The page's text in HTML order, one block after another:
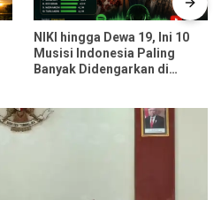
NIKI hingga Dewa 19, Ini 10
Musisi Indonesia Paling
Banyak Didengarkan di